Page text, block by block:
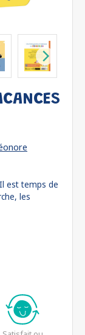
est temps de
les